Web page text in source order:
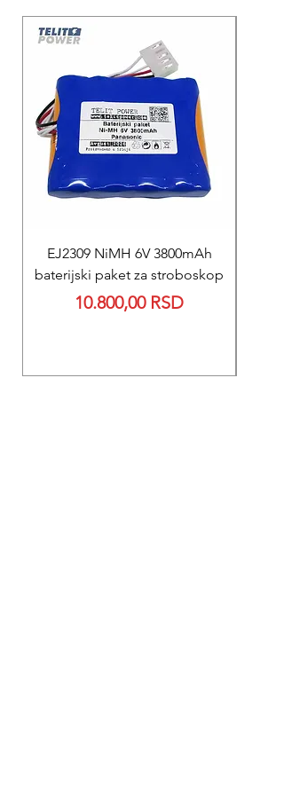
EJ2309 NiMH 6V 3800mAh
baterijski paket za stroboskop
Price
10.800,00 RSD